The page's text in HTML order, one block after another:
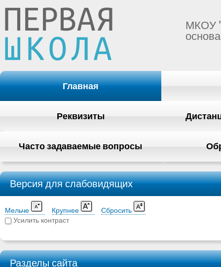
МКОУ
Главная
Реквизиты
Часто задаваемые вопросы
Версия для слабовидящих
Мельче Крупнее
Сбросить
Усилить контраст
Разделы сайта